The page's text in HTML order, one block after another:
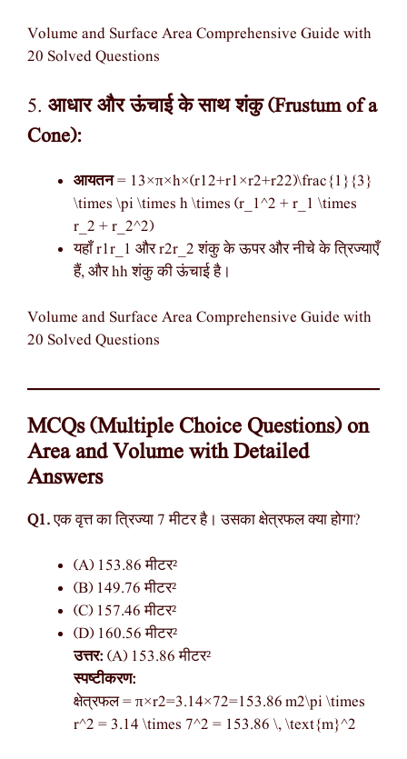
Volume and Surface Area Comprehensive Guide with
20 Solved Questions
5. आधार और ऊंचाई के साथ शंकु (Frustum of a
Cone):
आयतन= 13×π×h×(r12+r1×r2+r22)\frac{1}{3}
\times \pi \times h \times (r_1^2 + r_1 \times
r_2 + r_2^2)
यहाँ r1r_1 और r2r_2 शंकु के ऊपर और नीचे के त्रिज्याएँ
हैं, और hh शंकु की ऊंचाई है।
Volume and Surface Area Comprehensive Guide with
20 Solved Questions
MCQs (Multiple Choice Questions) on
Area and Volume with Detailed
Answers
Q1.एक वृत्त का त्रिज्या 7 मीटर है। उसका क्षेत्रफल क्या होगा?
(A) 153.86 मीटर²
(B) 149.76 मीटर²
(C) 157.46 मीटर²
(D) 160.56 मीटर²
उत्तर: (A) 153.86 मीटर²
स्पष्टीकरण:
क्षेत्रफल = π×r2=3.14×72=153.86 m2\pi \times
r^2 = 3.14 \times 7^2 = 153.86 \, \text{m}^2